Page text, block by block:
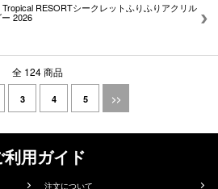
Tropical RESORTシークレットふりふりアクリル
2026
全 124 商品
3 4 5 >>
利用ガイド
注文について